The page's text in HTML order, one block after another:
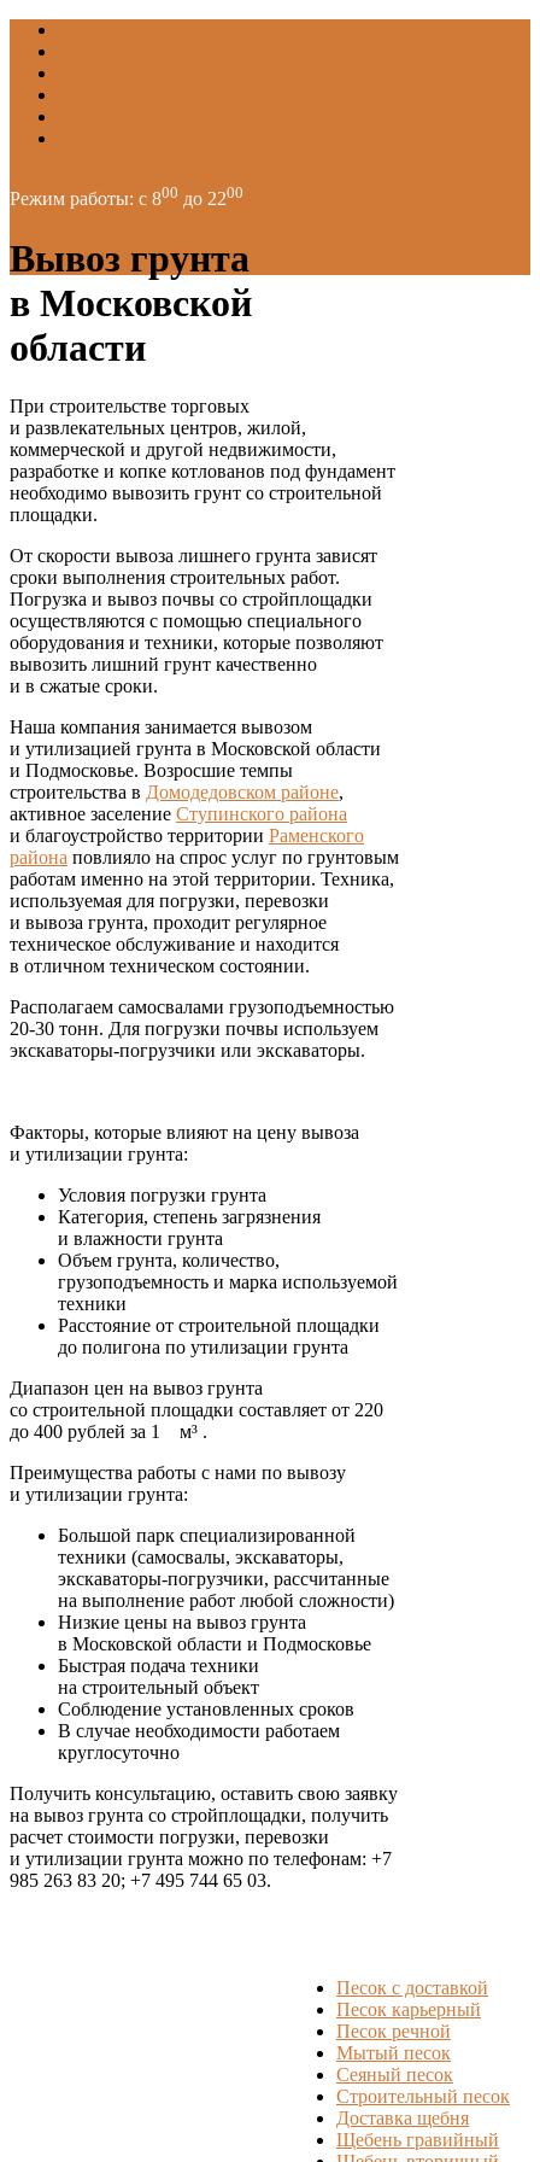
Режим работы: с 800 до 2200
Вывоз грунта
в Московской
области
При строительстве торговых
и развлекательных центров, жилой,
коммерческой и другой недвижимости,
разработке и копке котлованов под фундамент
необходимо вывозить грунт со строительной
площадки.
От скорости вывоза лишнего грунта зависят
сроки выполнения строительных работ.
Погрузка и вывоз почвы со стройплощадки
осуществляются с помощью специального
оборудования и техники, которые позволяют
вывозить лишний грунт качественно
и в сжатые сроки.
Наша компания занимается вывозом
и утилизацией грунта в Московской области
и Подмосковье. Возросшие темпы
строительства в Домодедовском районе,
активное заселение Ступинского района
и благоустройство территории Раменского
района повлияло на спрос услуг по грунтовым
работам именно на этой территории. Техника,
используемая для погрузки, перевозки
и вывоза грунта, проходит регулярное
техническое обслуживание и находится
в отличном техническом состоянии.
Располагаем самосвалами грузоподъемностью
20-30 тонн. Для погрузки почвы используем
экскаваторы-погрузчики или экскаваторы.
Факторы, которые влияют на цену вывоза
и утилизации грунта:
Условия погрузки грунта
Категория, степень загрязнения
и влажности грунта
Объем грунта, количество,
грузоподъемность и марка используемой
техники
Расстояние от строительной площадки
до полигона по утилизации грунта
Диапазон цен на вывоз грунта
со строительной площадки составляет от 220
до 400 рублей за 1 м³ .
Преимущества работы с нами по вывозу
и утилизации грунта:
Большой парк специализированной
техники (самосвалы, экскаваторы,
экскаваторы-погрузчики, рассчитанные
на выполнение работ любой сложности)
Низкие цены на вывоз грунта
в Московской области и Подмосковье
Быстрая подача техники
на строительный объект
Соблюдение установленных сроков
В случае необходимости работаем
круглосуточно
Получить консультацию, оставить свою заявку
на вывоз грунта со стройплощадки, получить
расчет стоимости погрузки, перевозки
и утилизации грунта можно по телефонам: +7
985 263 83 20; +7 495 744 65 03.
Песок с доставкой
Песок карьерный
Песок речной
Мытый песок
Сеяный песок
Строительный песок
Доставка щебня
Щебень гравийный